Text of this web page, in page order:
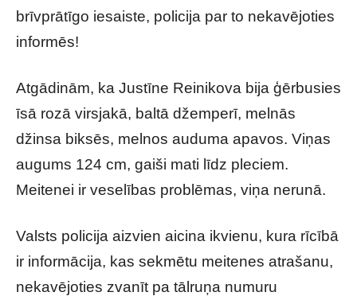
brīvprātīgo iesaiste, policija par to nekavējoties
informēs!
Atgādinām, ka Justīne Reinikova bija ģērbusies
īsā rozā virsjakā, baltā džemperī, melnās
džinsa biksēs, melnos auduma apavos. Viņas
augums 124 cm, gaiši mati līdz pleciem.
Meitenei ir veselības problēmas, viņa nerunā.
Valsts policija aizvien aicina ikvienu, kura rīcībā
ir informācija, kas sekmētu meitenes atrašanu,
nekavējoties zvanīt pa tālruņa numuru